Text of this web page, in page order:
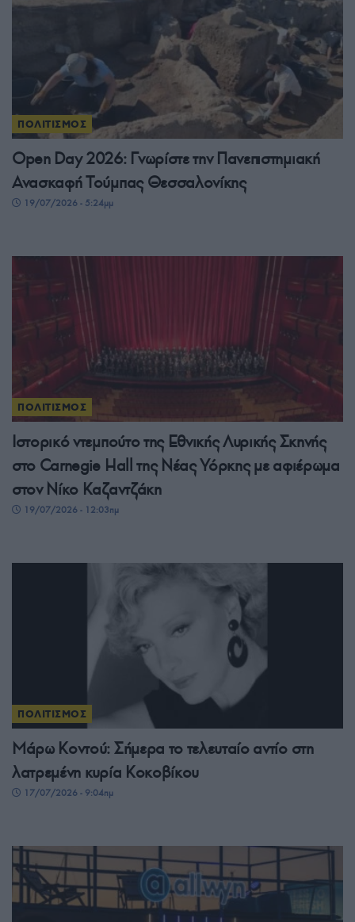
ΠΟΛΙΤΙΣΜΟΣ
Open Day 2026: Γνωρίστε την Πανεπιστημιακή
Ανασκαφή Τούμπας Θεσσαλονίκης
19/07/2026 - 5:24μμ
ΠΟΛΙΤΙΣΜΟΣ
Ιστορικό ντεμπούτο της Εθνικής Λυρικής Σκηνής
στο Carnegie Hall της Νέας Υόρκης με αφιέρωμα
στον Νίκο Καζαντζάκη
19/07/2026 - 12:03πμ
ΠΟΛΙΤΙΣΜΟΣ
Μάρω Κοντού: Σήμερα το τελευταίο αντίο στη
λατρεμένη κυρία Κοκοβίκου
17/07/2026 - 9:04πμ